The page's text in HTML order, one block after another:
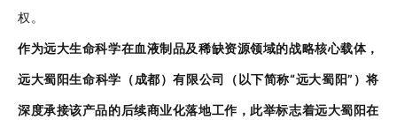
权。
作为远大生命科学在血液制品及稀缺资源领域的战略核心载体，
远大蜀阳生命科学（成都）有限公司（以下简称“远大蜀阳”）将
深度承接该产品的后续商业化落地工作，此举标志着远大蜀阳在